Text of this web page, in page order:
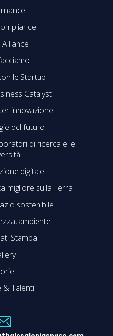
Alliance
le Startup
Catalyst
innovazione
del futuro
di ricerca e le
digitale
migliore sulla Terra
sostenibile
ambiente
Stampa
& Talenti